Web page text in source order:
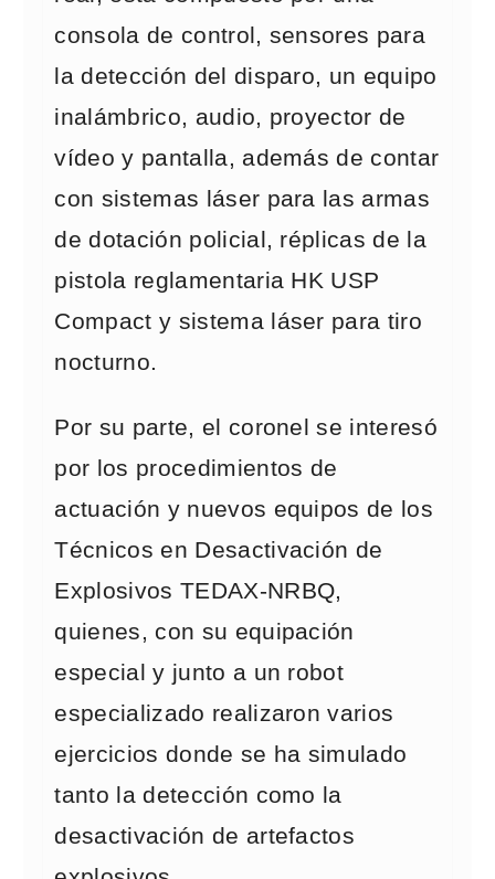
consola de control, sensores para
la detección del disparo, un equipo
inalámbrico, audio, proyector de
vídeo y pantalla, además de contar
con sistemas láser para las armas
de dotación policial, réplicas de la
pistola reglamentaria HK USP
Compact y sistema láser para tiro
nocturno.
Por su parte, el coronel se interesó
por los procedimientos de
actuación y nuevos equipos de los
Técnicos en Desactivación de
Explosivos TEDAX-NRBQ,
quienes, con su equipación
especial y junto a un robot
especializado realizaron varios
ejercicios donde se ha simulado
tanto la detección como la
desactivación de artefactos